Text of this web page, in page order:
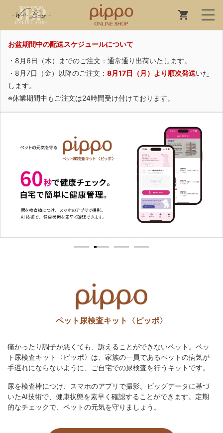
お盆期間中の配送スケジュールについて
・8月6日（木）までのご注文：通常通り出荷いたします。
・8月7日（金）以降のご注文： 8月17日（月）より順次発送いた
します。
※休業期間中もご注文は24時間受け付けております。
1 2
ペット尿検査キット〈ピッポ〉
痛かったり調子が悪くても、訴えることができないペット。ペッ
ト尿検査キット〈ピッポ〉は、家族の一員であるペットの病気が
手遅れにならないように、ご自宅での尿検査を行うキットです。
尿を検査棒につけ、スマホのアプリで撮影。ビッグデータに基づ
いたAI技術で、健康状態を素早く確認することができます。定期
的なチェックで、ペットの元気を守りましょう。